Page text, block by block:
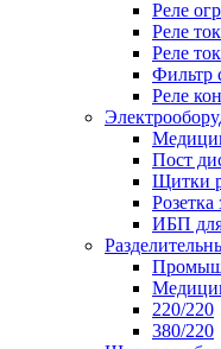
Реле
Реле
Реле
Фильтр
Реле
Пост
Щитки
Розетка
ИБП
220/220
380/220